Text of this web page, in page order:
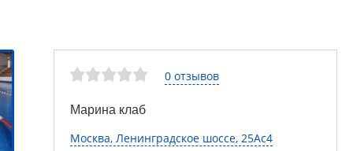
0 отзывов
Марина клаб
Москва, Ленинградское шоссе, 25Ас4